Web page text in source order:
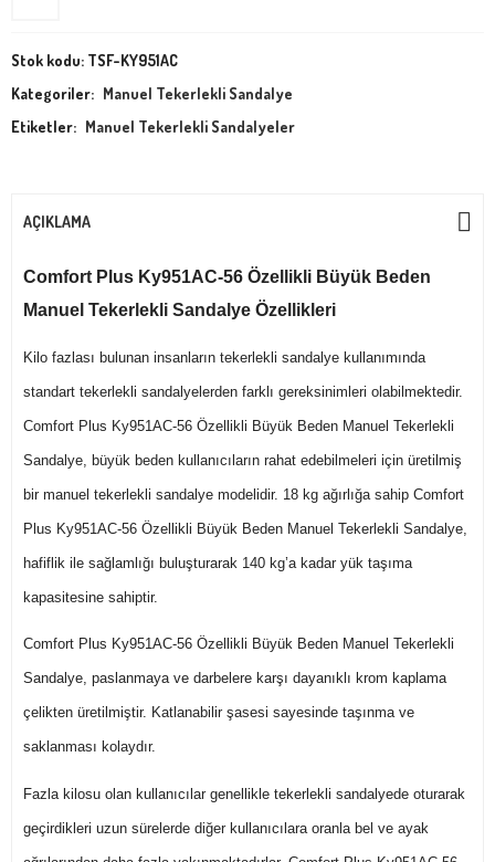
Stok kodu: TSF-KY951AC
Kategoriler: Manuel Tekerlekli Sandalye
Etiketler: Manuel Tekerlekli Sandalyeler
AÇIKLAMA
Comfort Plus Ky951AC-56 Özellikli Büyük Beden
Manuel Tekerlekli Sandalye Özellikleri
Kilo fazlası bulunan insanların tekerlekli sandalye kullanımında
standart tekerlekli sandalyelerden farklı gereksinimleri olabilmektedir.
Comfort Plus Ky951AC-56 Özellikli Büyük Beden Manuel Tekerlekli
Sandalye, büyük beden kullanıcıların rahat edebilmeleri için üretilmiş
bir manuel tekerlekli sandalye modelidir. 18 kg ağırlığa sahip Comfort
Plus Ky951AC-56 Özellikli Büyük Beden Manuel Tekerlekli Sandalye,
hafiflik ile sağlamlığı buluşturarak 140 kg’a kadar yük taşıma
kapasitesine sahiptir.
Comfort Plus Ky951AC-56 Özellikli Büyük Beden Manuel Tekerlekli
Sandalye, paslanmaya ve darbelere karşı dayanıklı krom kaplama
çelikten üretilmiştir. Katlanabilir şasesi sayesinde taşınma ve
saklanması kolaydır.
Fazla kilosu olan kullanıcılar genellikle tekerlekli sandalyede oturarak
geçirdikleri uzun sürelerde diğer kullanıcılara oranla bel ve ayak